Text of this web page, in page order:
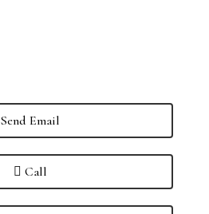
Send Email
Call